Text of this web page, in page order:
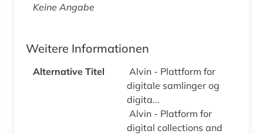
Keine Angabe
Weitere Informationen
Alternative Titel
Alvin - Plattform for
digitale samlinger og
digita...
Alvin - Platform for
digital collections and